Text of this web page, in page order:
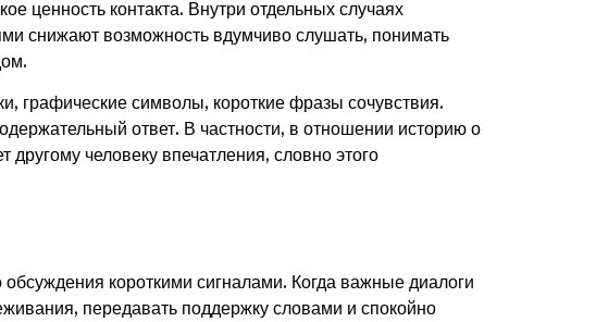
ценность контакта. Внутри отдельных случаях
снижают возможность вдумчиво слушать, понимать
графические символы, короткие фразы сочувствия.
ответ. В частности, в отношении историю о
человеку впечатления, словно этого
короткими сигналами. Когда важные диалоги
передавать поддержку словами и спокойно